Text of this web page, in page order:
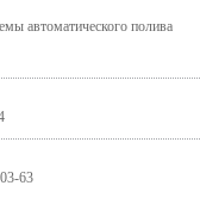
автоматического полива
63